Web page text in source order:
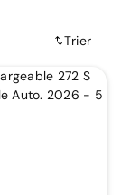
Trier